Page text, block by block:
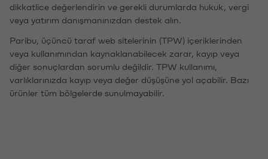
dikkatlice değerlendirin ve gerekli durumlarda hukuk, vergi
veya yatırım danışmanınızdan destek alın.
Paribu, üçüncü taraf web sitelerinin (TPW) içeriklerinden
veya kullanımından kaynaklanabilecek zarar, kayıp veya
diğer sonuçlardan sorumlu değildir. TPW kullanımı,
varlıklarınızda kayıp veya değer düşüşüne yol açabilir. Bazı
ürünler tüm bölgelerde sunulmayabilir.